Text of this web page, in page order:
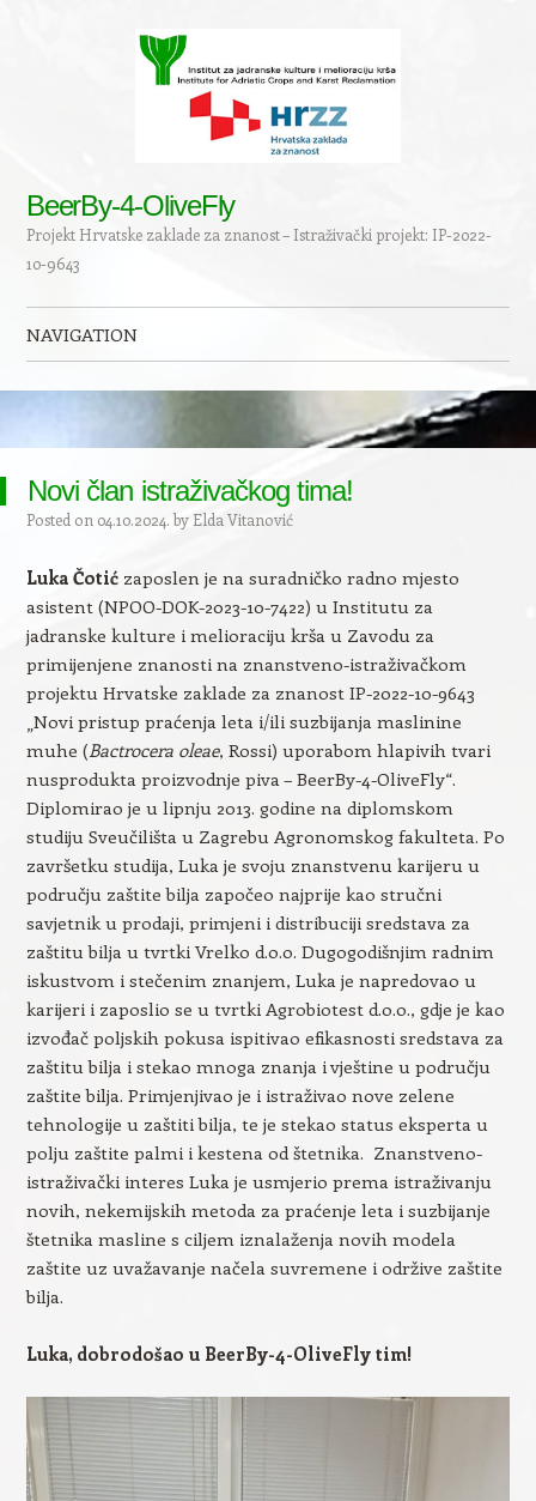
BeerBy-4-OliveFly
Projekt Hrvatske zaklade za znanost – Istraživački projekt: IP-2022-
10-9643
NAVIGATION
Novi član istraživačkog tima!
Posted on 04.10.2024.byElda Vitanović
Luka Čotić zaposlen je na suradničko radno mjesto
asistent (NPOO-DOK-2023-10-7422) u Institutu za
jadranske kulture i melioraciju krša u Zavodu za
primijenjene znanosti na znanstveno-istraživačkom
projektu Hrvatske zaklade za znanost IP-2022-10-9643
„Novi pristup praćenja leta i/ili suzbijanja maslinine
muhe (Bactrocera oleae, Rossi) uporabom hlapivih tvari
nusprodukta proizvodnje piva – BeerBy-4-OliveFly“.
Diplomirao je u lipnju 2013. godine na diplomskom
studiju Sveučilišta u Zagrebu Agronomskog fakulteta. Po
završetku studija, Luka je svoju znanstvenu karijeru u
području zaštite bilja započeo najprije kao stručni
savjetnik u prodaji, primjeni i distribuciji sredstava za
zaštitu bilja u tvrtki Vrelko d.o.o. Dugogodišnjim radnim
iskustvom i stečenim znanjem, Luka je napredovao u
karijeri i zaposlio se u tvrtki Agrobiotest d.o.o., gdje je kao
izvođač poljskih pokusa ispitivao efikasnosti sredstava za
zaštitu bilja i stekao mnoga znanja i vještine u području
zaštite bilja. Primjenjivao je i istraživao nove zelene
tehnologije u zaštiti bilja, te je stekao status eksperta u
polju zaštite palmi i kestena od štetnika. Znanstveno-
istraživački interes Luka je usmjerio prema istraživanju
novih, nekemijskih metoda za praćenje leta i suzbijanje
štetnika masline s ciljem iznalaženja novih modela
zaštite uz uvažavanje načela suvremene i održive zaštite
bilja.
Luka, dobrodošao u BeerBy-4-OliveFly tim!